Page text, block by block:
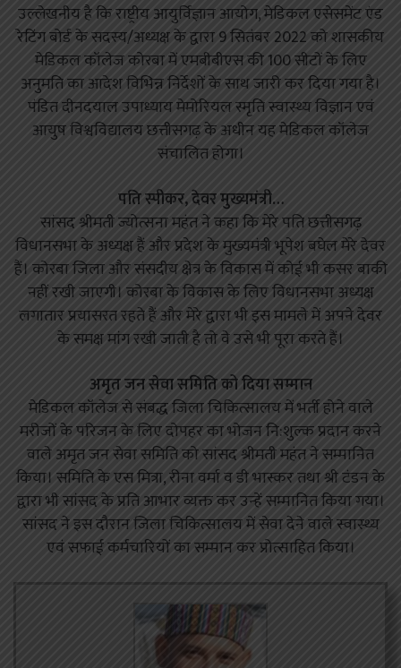
उल्लेखनीय है कि राष्ट्रीय आयुर्विज्ञान आयोग, मेडिकल एसेसमेंट एंड
रेटिंग बोर्ड के सदस्य/अध्यक्ष के द्वारा 9 सितंबर 2022 को शासकीय
मेडिकल कॉलेज कोरबा में एमबीबीएस की 100 सीटों के लिए
अनुमति का आदेश विभिन्न निर्देशों के साथ जारी कर दिया गया है।
पंडित दीनदयाल उपाध्याय मेमोरियल स्मृति स्वास्थ्य विज्ञान एवं
आयुष विश्वविद्यालय छत्तीसगढ़ के अधीन यह मेडिकल कॉलेज
संचालित होगा।
पति स्पीकर, देवर मुख्यमंत्री…
सांसद श्रीमती ज्योत्सना महंत ने कहा कि मेरे पति छत्तीसगढ़
विधानसभा के अध्यक्ष हैं और प्रदेश के मुख्यमंत्री भूपेश बघेल मेरे देवर
हैं। कोरबा जिला और संसदीय क्षेत्र के विकास में कोई भी कसर बाकी
नहीं रखी जाएगी। कोरबा के विकास के लिए विधानसभा अध्यक्ष
लगातार प्रयासरत रहते हैं और मेरे द्वारा भी इस मामले में अपने देवर
के समक्ष मांग रखी जाती है तो वे उसे भी पूरा करते हैं।
अमृत जन सेवा समिति को दिया सम्मान
मेडिकल कॉलेज से संबद्ध जिला चिकित्सालय में भर्ती होने वाले
मरीजों के परिजन के लिए दोपहर का भोजन नि:शुल्क प्रदान करने
वाले अमृत जन सेवा समिति को सांसद श्रीमती महंत ने सम्मानित
किया। समिति के एस मित्रा, रीना वर्मा व डी भास्कर तथा श्री टंडन के
द्वारा भी सांसद के प्रति आभार व्यक्त कर उन्हें सम्मानित किया गया।
सांसद ने इस दौरान जिला चिकित्सालय में सेवा देने वाले स्वास्थ्य
एवं सफाई कर्मचारियों का सम्मान कर प्रोत्साहित किया।